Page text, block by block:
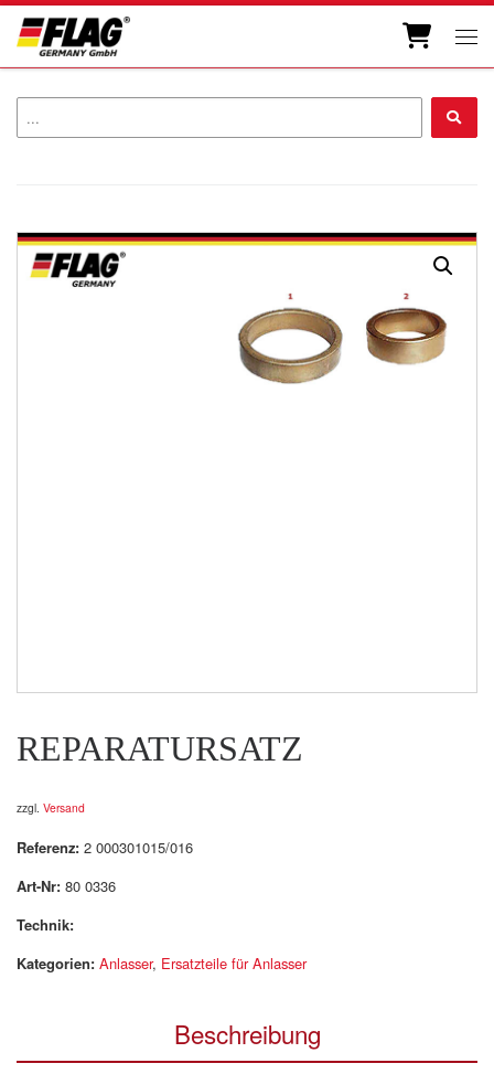
Zum Inhalt springen
REPARATURSATZ
zzgl. Versand
Referenz: 2 000301015/016
Art-Nr: 80 0336
Technik:
Kategorien: Anlasser, Ersatzteile für Anlasser
Beschreibung